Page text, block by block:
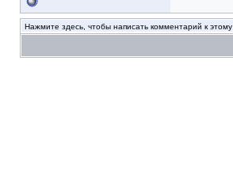
Нажмите здесь, чтобы написать комментарий к